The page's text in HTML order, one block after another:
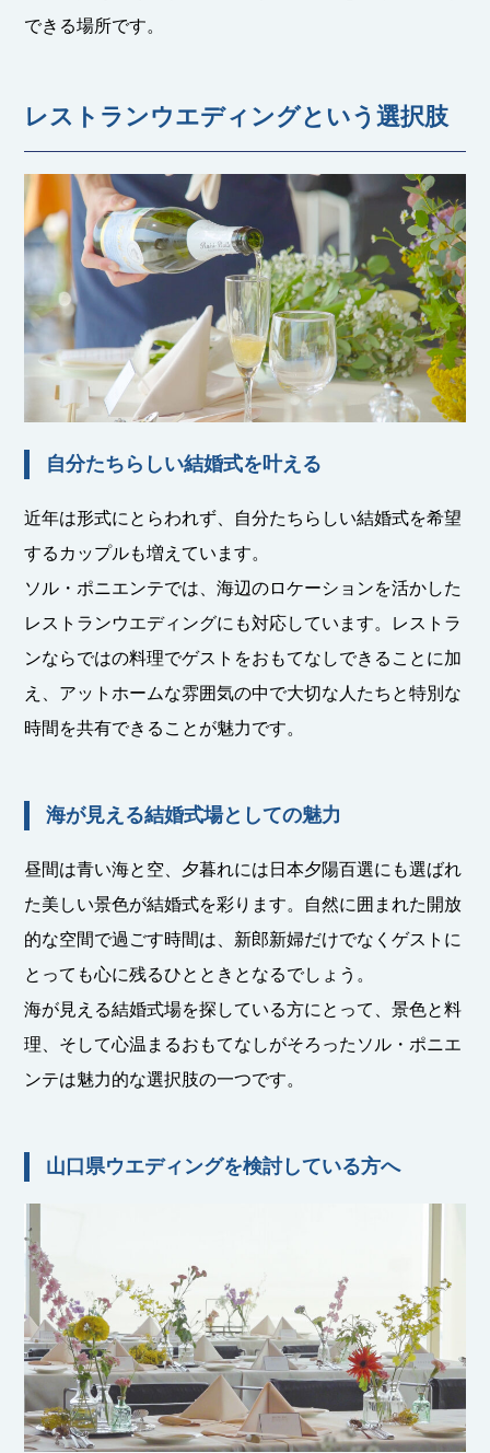
できる場所です。
レストランウエディングという選択肢
自分たちらしい結婚式を叶える
近年は形式にとらわれず、自分たちらしい結婚式を希望
するカップルも増えています。
ソル・ポニエンテでは、海辺のロケーションを活かした
レストランウエディングにも対応しています。レストラ
ンならではの料理でゲストをおもてなしできることに加
え、アットホームな雰囲気の中で大切な人たちと特別な
時間を共有できることが魅力です。
海が見える結婚式場としての魅力
昼間は青い海と空、夕暮れには日本夕陽百選にも選ばれ
た美しい景色が結婚式を彩ります。自然に囲まれた開放
的な空間で過ごす時間は、新郎新婦だけでなくゲストに
とっても心に残るひとときとなるでしょう。
海が見える結婚式場を探している方にとって、景色と料
理、そして心温まるおもてなしがそろったソル・ポニエ
ンテは魅力的な選択肢の一つです。
山口県ウエディングを検討している方へ